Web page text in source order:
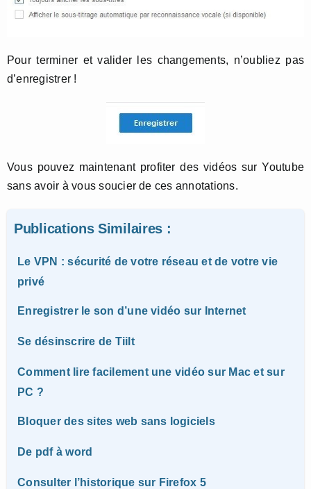
Pour terminer et valider les changements, n’oubliez pas
d’enregistrer !
Vous pouvez maintenant profiter des vidéos sur Youtube
sans avoir à vous soucier de ces annotations.
Publications Similaires :
Le VPN : sécurité de votre réseau et de votre vie
privé
Enregistrer le son d’une vidéo sur Internet
Se désinscrire de Tiilt
Comment lire facilement une vidéo sur Mac et sur
PC ?
Bloquer des sites web sans logiciels
De pdf à word
Consulter l’historique sur Firefox 5